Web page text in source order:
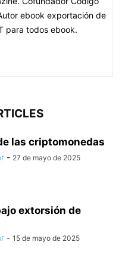
ebook exportación de
para todos ebook.
las criptomonedas
- 27 de mayo de 2025
extorsión de
- 15 de mayo de 2025